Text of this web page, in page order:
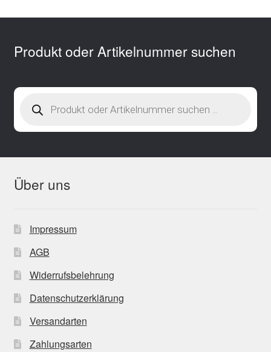
Produkt oder Artikelnummer suchen
search
Über uns
Impressum
AGB
Widerrufsbelehrung
Datenschutzerklärung
Versandarten
Zahlungsarten